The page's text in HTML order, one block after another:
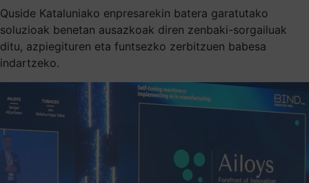
Quside Kataluniako enpresarekin batera garatutako
soluzioak benetan ausazkoak diren zenbaki-sorgailuak
ditu, azpiegituren eta funtsezko zerbitzuen babesa
indartzeko.